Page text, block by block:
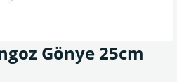
Gönye 25cm